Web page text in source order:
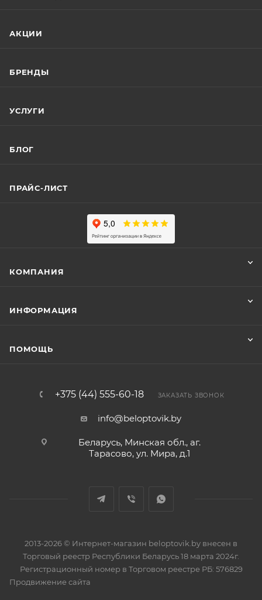
АКЦИИ
БРЕНДЫ
УСЛУГИ
БЛОГ
ПРАЙС-ЛИСТ
КОМПАНИЯ
ИНФОРМАЦИЯ
ПОМОЩЬ
+375 (44) 555-60-18 ЗАКАЗАТЬ ЗВОНОК
info@beloptovik.by
Беларусь, Минская обл., аг.
Тарасово, ул. Мира, д.1
2013-2026 © Интернет-магазин beloptovik.by внесен в
Торговый реестр Республики Беларусь 18 марта 2024г.
Регистрационный номер в Торговом реестре РБ: 576829
Продвижение сайта